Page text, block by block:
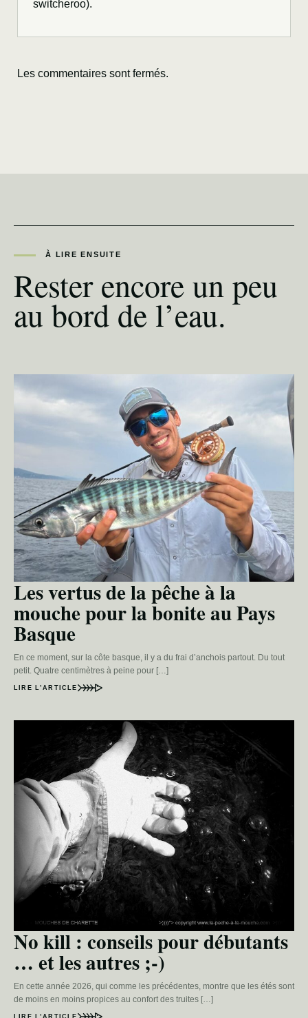
switcheroo).
Les commentaires sont fermés.
À LIRE ENSUITE
Rester encore un peu
au bord de l’eau.
Les vertus de la pêche à la
mouche pour la bonite au Pays
Basque
En ce moment, sur la côte basque, il y a du frai d’anchois partout. Du tout
petit. Quatre centimètres à peine pour […]
LIRE L’ARTICLE
No kill : conseils pour débutants
… et les autres ;-)
En cette année 2026, qui comme les précédentes, montre que les étés sont
de moins en moins propices au confort des truites […]
LIRE L’ARTICLE